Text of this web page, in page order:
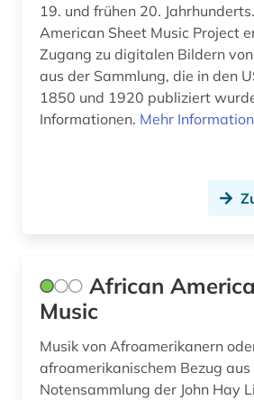
dissertationsdatenbank (1)
district of columbia (1)
dokument (1)
doppelbesteuerung (1)
dramatikerin (1)
dänemark (3)
ehe (1)
Suedamerika (4)
Suedasien (1)
Suedostasien (1)
Zypern (1)
19. und frühen 20.
American Sheet Music Project
Zugang zu digitalen Bildern
aus der Sammlung, die in den
1850 und 1920 publiziert wurden.
Informationen. Mehr
African
Music
Musik von Afroamerikanern
afroamerikanischem Bezug aus
Notensammlung der John Hay